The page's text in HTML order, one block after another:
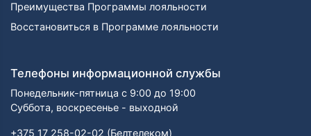
Преимущества Программы лояльности
Восстановиться в Программе лояльности
Телефоны информационной службы
Понедельник-пятница с 9:00 до 19:00
Суббота, воскресенье - выходной
+375 17 258-02-02 (Белтелеком)